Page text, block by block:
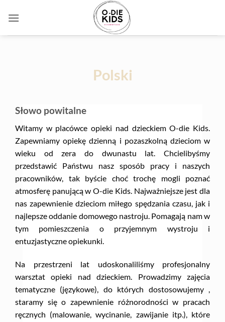
naar
Polski
Słowo powitalne
Witamy w placówce opieki nad dzieckiem O-die Kids.
Zapewniamy opiekę dzienną i pozaszkolną dzieciom w
wieku od zera do dwunastu lat. Chcielibyśmy
przedstawić Państwu nasz sposób pracy i naszych
pracowników, tak byście choć trochę mogli poznać
atmosferę panującą w O-die Kids. Najważniejsze jest dla
nas zapewnienie dzieciom miłego spędzania czasu, jak i
najlepsze oddanie domowego nastroju. Pomagają nam w
tym pomieszczenia o przyjemnym wystroju i
entuzjastyczne opiekunki.
Na przestrzeni lat udoskonaliliśmy profesjonalny
warsztat opieki nad dzieckiem. Prowadzimy zajęcia
tematyczne (językowe), do których dostosowujemy ,
staramy się o zapewnienie różnorodności w pracach
ręcznych (malowanie, wycinanie, zawijanie itp.), które